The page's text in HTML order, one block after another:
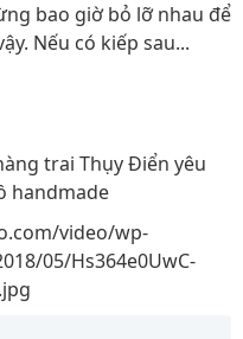
bao giờ bỏ lỡ nhau để
Nếu có kiếp sau...
trai Thụy Điển yêu
handmade
video/wp-
05/Hs364e0UwC-